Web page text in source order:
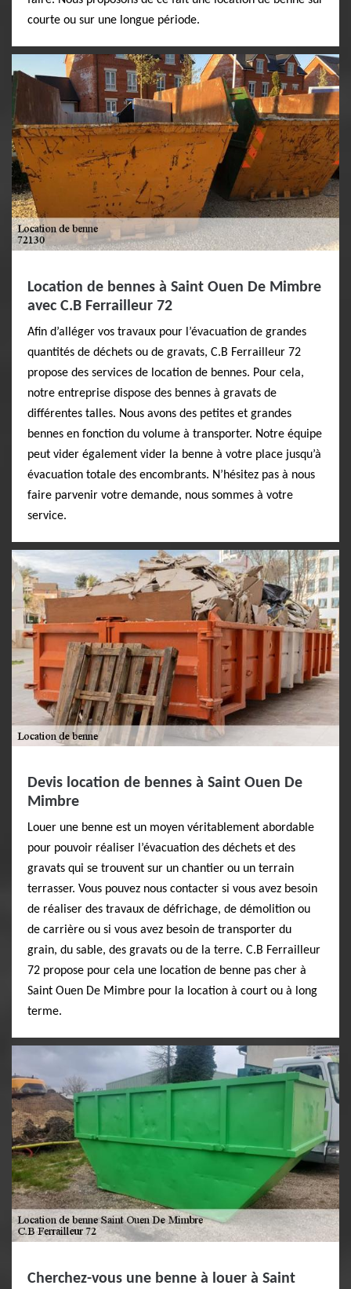
courte ou sur une longue période.
Location de bennes à Saint Ouen De Mimbre
avec C.B Ferrailleur 72
Afin d’alléger vos travaux pour l’évacuation de grandes
quantités de déchets ou de gravats, C.B Ferrailleur 72
propose des services de location de bennes. Pour cela,
notre entreprise dispose des bennes à gravats de
différentes talles. Nous avons des petites et grandes
bennes en fonction du volume à transporter. Notre équipe
peut vider également vider la benne à votre place jusqu’à
évacuation totale des encombrants. N’hésitez pas à nous
faire parvenir votre demande, nous sommes à votre
service.
Devis location de bennes à Saint Ouen De
Mimbre
Louer une benne est un moyen véritablement abordable
pour pouvoir réaliser l’évacuation des déchets et des
gravats qui se trouvent sur un chantier ou un terrain
terrasser. Vous pouvez nous contacter si vous avez besoin
de réaliser des travaux de défrichage, de démolition ou
de carrière ou si vous avez besoin de transporter du
grain, du sable, des gravats ou de la terre. C.B Ferrailleur
72 propose pour cela une location de benne pas cher à
Saint Ouen De Mimbre pour la location à court ou à long
terme.
Cherchez-vous une benne à louer à Saint